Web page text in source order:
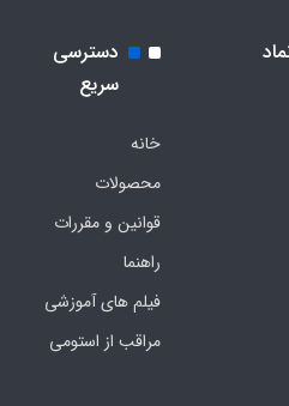
دسترسی
سریع
خانه
محصولات
قوانین و مقررات
راهنما
فیلم های آموزشی
مراقب از استومی